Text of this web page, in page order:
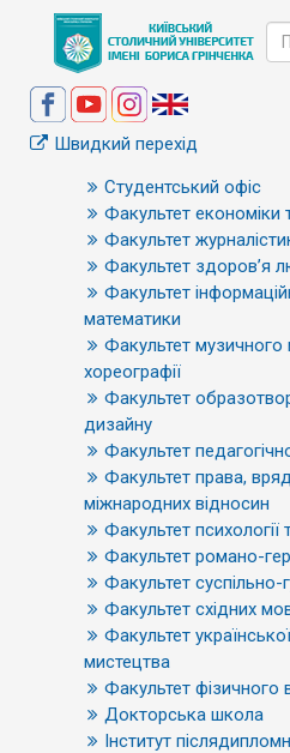
Швидкий перехід
Студентський офіс
Факультет економіки
Факультет
Факультет здоров’я
Факультет
математики
Факультет музичного
хореографії
Факультет
дизайну
Факультет
Факультет права,
міжнародних відносин
Факультет психології
Факультет романо-
Факультет суспільно-
Факультет східних
Факультет
мистецтва
Факультет фізичного
Докторська школа
Інститут